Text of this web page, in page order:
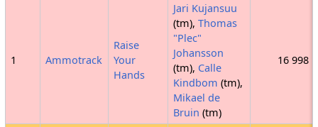
1 Ammotrack
Raise
Your
Hands
Jari Kujansuu
(tm),Thomas
"Plec"
Johansson
(tm), Calle
Kindbom (tm),
Mikael de
Bruin (tm)
16 998